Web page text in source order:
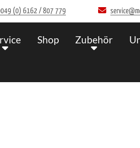
(0) 6162 / 807 779
Shop Zubehör